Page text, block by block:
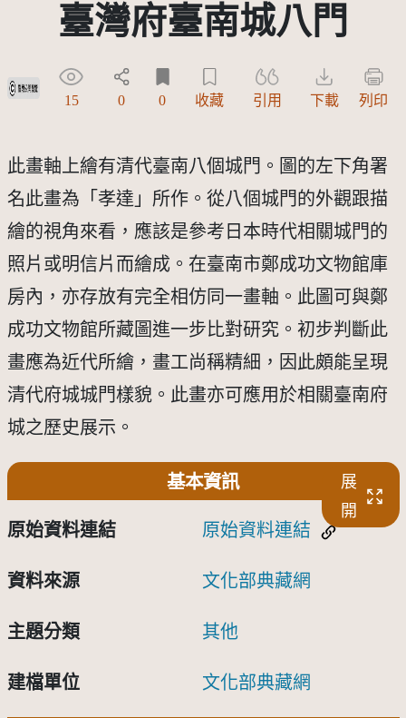
臺灣府臺南城八門
受著作權法保護-僅限於本平台有限度公開瀏覽
15 0 0 收藏 引用 下載 列印
此畫軸上繪有清代臺南八個城門。圖的左下角署
名此畫為「孝達」所作。從八個城門的外觀跟描
繪的視角來看，應該是參考日本時代相關城門的
照片或明信片而繪成。在臺南市鄭成功文物館庫
房內，亦存放有完全相仿同一畫軸。此圖可與鄭
成功文物館所藏圖進一步比對研究。初步判斷此
畫應為近代所繪，畫工尚稱精細，因此頗能呈現
清代府城城門樣貌。此畫亦可應用於相關臺南府
城之歷史展示。
基本資訊
展
開
原始資料連結 原始資料連結
資料來源 文化部典藏網
主題分類 其他
建檔單位 文化部典藏網